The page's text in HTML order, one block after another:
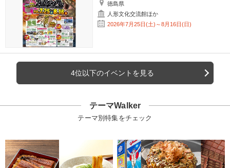
徳島県
人形文化交流館ほか
2026年7月25日(土)～8月16日(日)
4位以下のイベントを見る
テーマWalker
テーマ別特集をチェック